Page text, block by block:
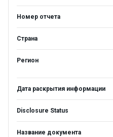
Номер отчета
Страна
Регион
Дата раскрытия информации
Disclosure Status
Название документа